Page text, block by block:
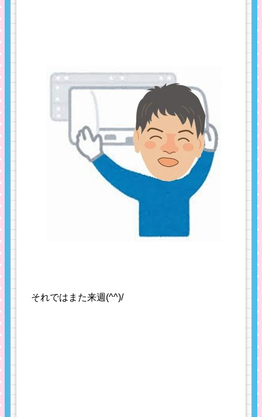
それではまた来週(^^)/